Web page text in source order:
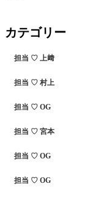
カテゴリー
担当 ♡ 上﨑
担当 ♡ 村上
担当 ♡ OG
担当 ♡ 宮本
担当 ♡ OG
担当 ♡ OG